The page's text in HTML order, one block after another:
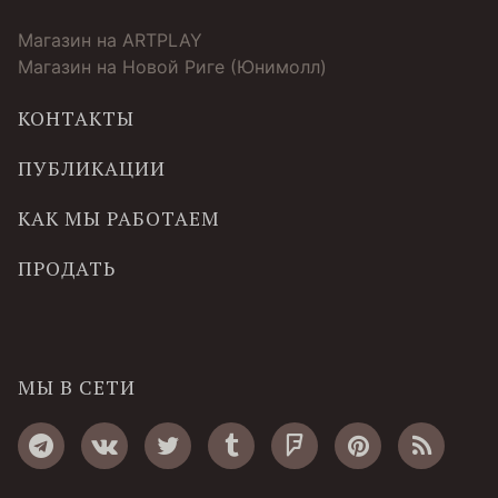
Магазин на ARTPLAY
Магазин на Новой Риге (Юнимолл)
КОНТАКТЫ
ПУБЛИКАЦИИ
КАК МЫ РАБОТАЕМ
ПРОДАТЬ
МЫ В СЕТИ